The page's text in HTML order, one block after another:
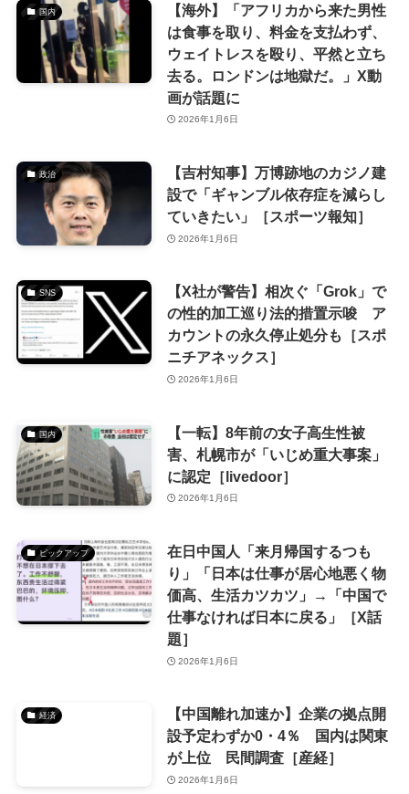
国内
【海外】「アフリカから来た男性
は食事を取り、料金を支払わず、
ウェイトレスを殴り、平然と立ち
去る。ロンドンは地獄だ。」X動
画が話題に
2026年1月6日
政治
【吉村知事】万博跡地のカジノ建
設で「ギャンブル依存症を減らし
ていきたい」［スポーツ報知］
2026年1月6日
SNS
【X社が警告】相次ぐ「Grok」で
の性的加工巡り法的措置示唆 ア
カウントの永久停止処分も［スポ
ニチアネックス］
2026年1月6日
国内
【一転】8年前の女子高生性被
害、札幌市が「いじめ重大事案」
に認定［livedoor］
2026年1月6日
ピックアップ
在日中国人「来月帰国するつも
り」「日本は仕事が居心地悪く物
価高、生活カツカツ」→「中国で
仕事なければ日本に戻る」［X話
題］
2026年1月6日
経済
【中国離れ加速か】企業の拠点開
設予定わずか0・4％ 国内は関東
が上位 民間調査［産経］
2026年1月6日